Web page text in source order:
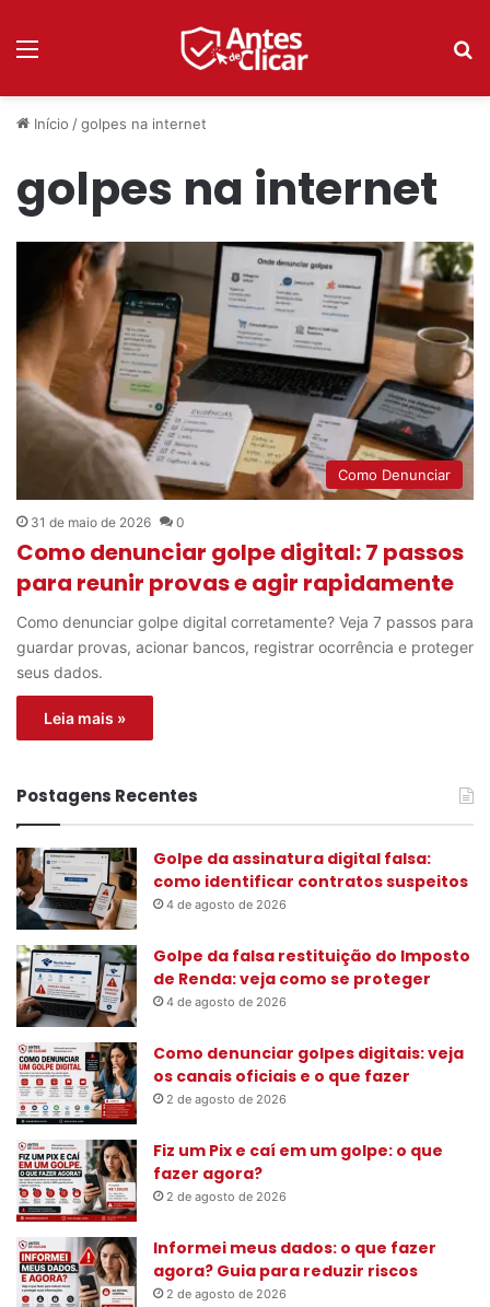
Início /golpes na internet
golpes na internet
Como Denunciar
31 de maio de 2026 0
Como denunciar golpe digital: 7 passos
para reunir provas e agir rapidamente
Como denunciar golpe digital corretamente? Veja 7 passos para
guardar provas, acionar bancos, registrar ocorrência e proteger
seus dados.
Leia mais »
Postagens Recentes
Golpe da assinatura digital falsa:
como identificar contratos suspeitos
4 de agosto de 2026
Golpe da falsa restituição do Imposto
de Renda: veja como se proteger
4 de agosto de 2026
Como denunciar golpes digitais: veja
os canais oficiais e o que fazer
2 de agosto de 2026
Fiz um Pix e caí em um golpe: o que
fazer agora?
2 de agosto de 2026
Informei meus dados: o que fazer
agora? Guia para reduzir riscos
2 de agosto de 2026